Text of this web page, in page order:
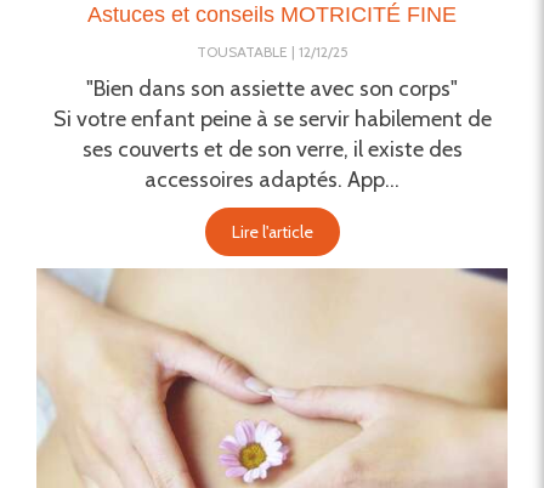
Astuces et conseils MOTRICITÉ FINE
TOUSATABLE 12/12/25
"Bien dans son assiette avec son corps"
Si votre enfant peine à se servir habilement de
ses couverts et de son verre, il existe des
accessoires adaptés. App...
Lire l'article